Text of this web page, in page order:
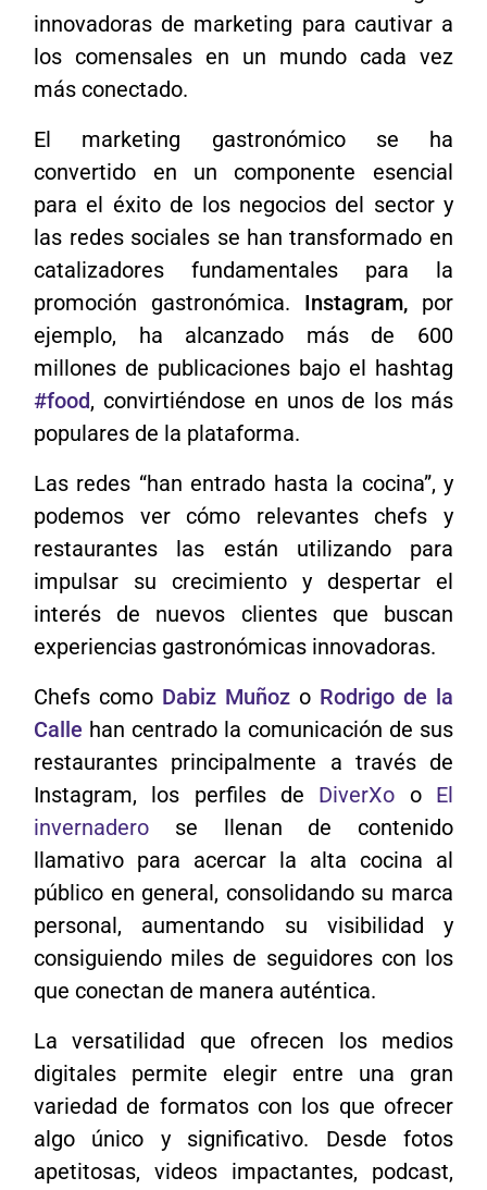
innovadoras de marketing para cautivar a
los comensales en un mundo cada vez
más conectado.
El marketing gastronómico se ha
convertido en un componente esencial
para el éxito de los negocios del sector y
las redes sociales se han transformado en
catalizadores fundamentales para la
promoción gastronómica. Instagram, por
ejemplo, ha alcanzado más de 600
millones de publicaciones bajo el hashtag
#food, convirtiéndose en unos de los más
populares de la plataforma.
Las redes “han entrado hasta la cocina”, y
podemos ver cómo relevantes chefs y
restaurantes las están utilizando para
impulsar su crecimiento y despertar el
interés de nuevos clientes que buscan
experiencias gastronómicas innovadoras.
Chefs como Dabiz Muñoz o Rodrigo de la
Calle han centrado la comunicación de sus
restaurantes principalmente a través de
Instagram, los perfiles de DiverXo o El
invernadero se llenan de contenido
llamativo para acercar la alta cocina al
público en general, consolidando su marca
personal, aumentando su visibilidad y
consiguiendo miles de seguidores con los
que conectan de manera auténtica.
La versatilidad que ofrecen los medios
digitales permite elegir entre una gran
variedad de formatos con los que ofrecer
algo único y significativo. Desde fotos
apetitosas, videos impactantes, podcast,